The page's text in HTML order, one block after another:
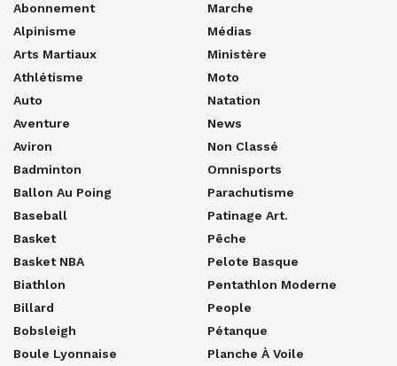
Abonnement
Alpinisme
Arts Martiaux
Athlétisme
Auto
Aventure
Aviron
Badminton
Ballon Au Poing
Baseball
Basket
Basket NBA
Biathlon
Billard
Bobsleigh
Boule Lyonnaise
Marche
Médias
Ministère
Moto
Natation
News
Non Classé
Omnisports
Parachutisme
Patinage Art.
Pêche
Pelote Basque
Pentathlon Moderne
People
Pétanque
Planche À Voile